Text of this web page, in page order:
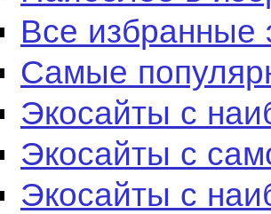
Все избранные
Самые
Экосайты с
Экосайты с
Экосайты с